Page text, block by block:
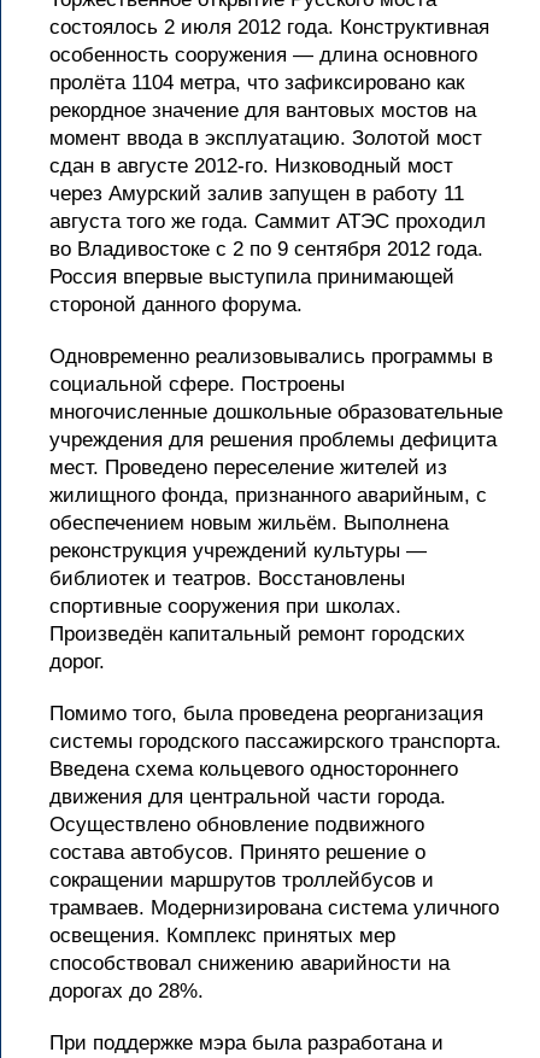
состоялось 2 июля 2012 года. Конструктивная
особенность сооружения — длина основного
пролёта 1104 метра, что зафиксировано как
рекордное значение для вантовых мостов на
момент ввода в эксплуатацию. Золотой мост
сдан в августе 2012-го. Низководный мост
через Амурский залив запущен в работу 11
августа того же года. Саммит АТЭС проходил
во Владивостоке с 2 по 9 сентября 2012 года.
Россия впервые выступила принимающей
стороной данного форума.
Одновременно реализовывались программы в
социальной сфере. Построены
многочисленные дошкольные образовательные
учреждения для решения проблемы дефицита
мест. Проведено переселение жителей из
жилищного фонда, признанного аварийным, с
обеспечением новым жильём. Выполнена
реконструкция учреждений культуры —
библиотек и театров. Восстановлены
спортивные сооружения при школах.
Произведён капитальный ремонт городских
дорог.
Помимо того, была проведена реорганизация
системы городского пассажирского транспорта.
Введена схема кольцевого одностороннего
движения для центральной части города.
Осуществлено обновление подвижного
состава автобусов. Принято решение о
сокращении маршрутов троллейбусов и
трамваев. Модернизирована система уличного
освещения. Комплекс принятых мер
способствовал снижению аварийности на
дорогах до 28%.
При поддержке мэра была разработана и